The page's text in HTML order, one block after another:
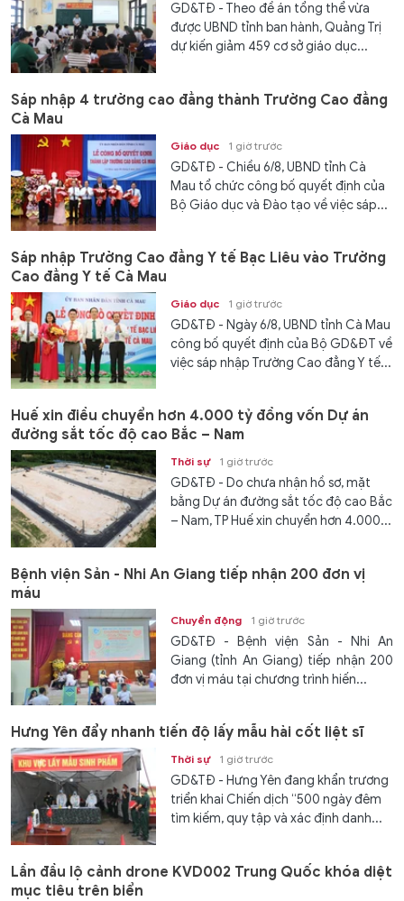
GD&TĐ - Theo đề án tổng thể vừa
được UBND tỉnh ban hành, Quảng Trị
dự kiến giảm 459 cơ sở giáo dục...
Sáp nhập 4 trường cao đẳng thành Trường Cao đẳng
Cà Mau
Giáo dục 1 giờ trước
GD&TĐ - Chiều 6/8, UBND tỉnh Cà
Mau tổ chức công bố quyết định của
Bộ Giáo dục và Đào tạo về việc sáp...
Sáp nhập Trường Cao đẳng Y tế Bạc Liêu vào Trường
Cao đẳng Y tế Cà Mau
Giáo dục 1 giờ trước
GD&TĐ - Ngày 6/8, UBND tỉnh Cà Mau
công bố quyết định của Bộ GD&ĐT về
việc sáp nhập Trường Cao đẳng Y tế...
Huế xin điều chuyển hơn 4.000 tỷ đồng vốn Dự án
đường sắt tốc độ cao Bắc – Nam
Thời sự 1 giờ trước
GD&TĐ - Do chưa nhận hồ sơ, mặt
bằng Dự án đường sắt tốc độ cao Bắc
– Nam, TP Huế xin chuyển hơn 4.000...
Bệnh viện Sản - Nhi An Giang tiếp nhận 200 đơn vị
máu
Chuyển động 1 giờ trước
GD&TĐ - Bệnh viện Sản - Nhi An
Giang (tỉnh An Giang) tiếp nhận 200
đơn vị máu tại chương trình hiến...
Hưng Yên đẩy nhanh tiến độ lấy mẫu hài cốt liệt sĩ
Thời sự 1 giờ trước
GD&TĐ - Hưng Yên đang khẩn trương
triển khai Chiến dịch “500 ngày đêm
tìm kiếm, quy tập và xác định danh...
Lần đầu lộ cảnh drone KVD002 Trung Quốc khóa diệt
mục tiêu trên biển